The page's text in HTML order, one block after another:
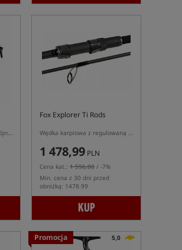
Stacja do gotowania z podwójnym palnikiem
Fox Explorer Ti Rods
Wędka karpiowa z regulowaną długością
1 478,99 PLN
Cena kat.: 1 596,00 / -7%
Min. cena z 30 dni przed
obniżką: 1478.99
KUP
Promocja 5,0